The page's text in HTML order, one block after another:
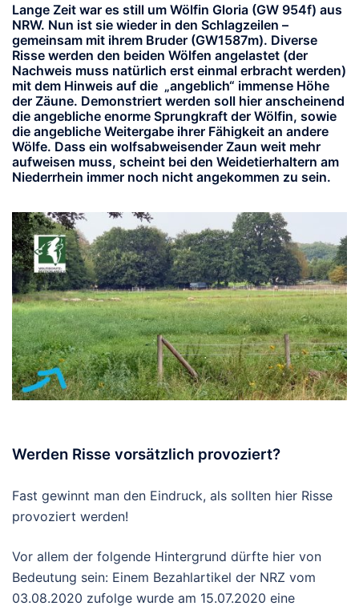
Lange Zeit war es still um Wölfin Gloria (GW 954f) aus
NRW. Nun ist sie wieder in den Schlagzeilen –
gemeinsam mit ihrem Bruder (GW1587m). Diverse
Risse werden den beiden Wölfen angelastet (der
Nachweis muss natürlich erst einmal erbracht werden)
mit dem Hinweis auf die „angeblich“ immense Höhe
der Zäune. Demonstriert werden soll hier anscheinend
die angebliche enorme Sprungkraft der Wölfin, sowie
die angebliche Weitergabe ihrer Fähigkeit an andere
Wölfe. Dass ein wolfsabweisender Zaun weit mehr
aufweisen muss, scheint bei den Weidetierhaltern am
Niederrhein immer noch nicht angekommen zu sein.
Werden Risse vorsätzlich provoziert?
Fast gewinnt man den Eindruck, als sollten hier Risse
provoziert werden!
Vor allem der folgende Hintergrund dürfte hier von
Bedeutung sein: Einem Bezahlartikel der NRZ vom
03.08.2020 zufolge wurde am 15.07.2020 eine